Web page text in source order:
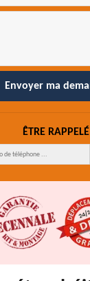
ÊTRE RAPPELÉ